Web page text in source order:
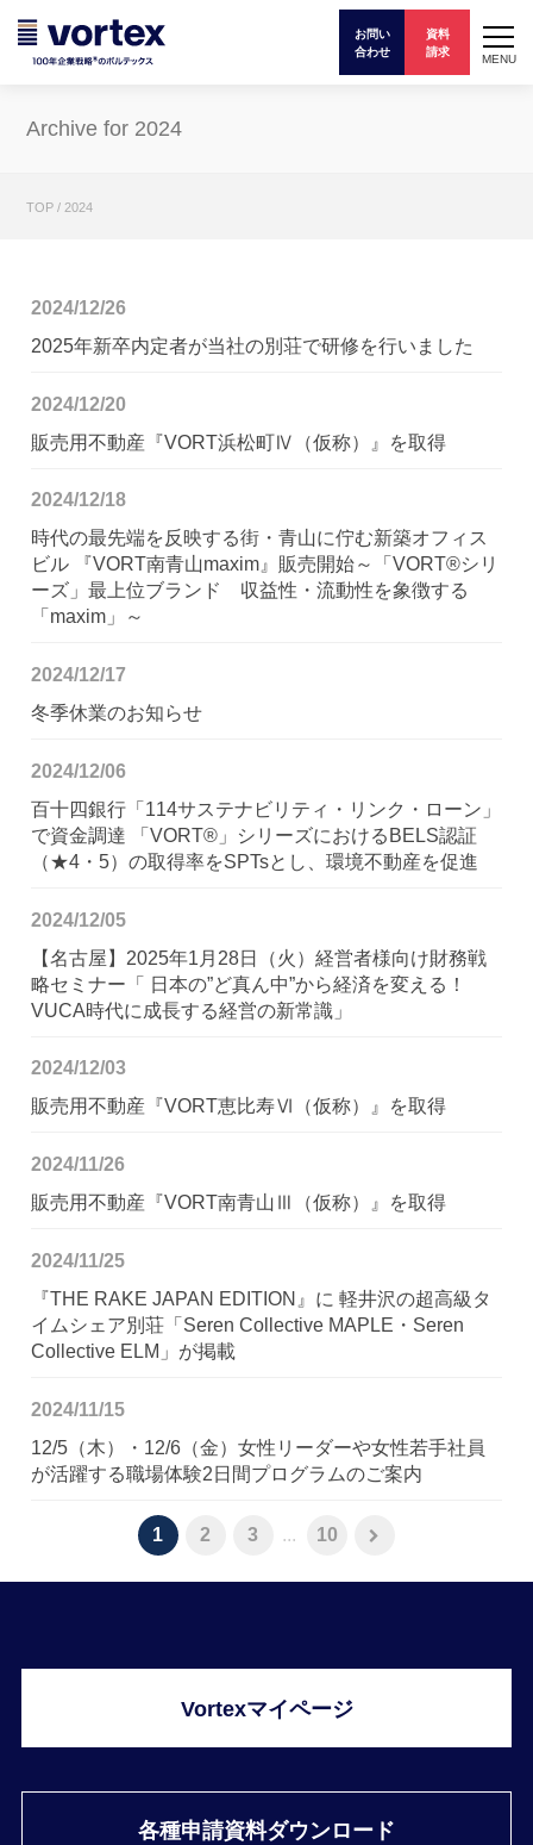
お問い
合わせ
資料
請求
MENU
Archive for 2024
TOP / 2024
2024/12/26
2025年新卒内定者が当社の別荘で研修を行いました
2024/12/20
販売用不動産『VORT浜松町Ⅳ（仮称）』を取得
2024/12/18
時代の最先端を反映する街・青山に佇む新築オフィス
ビル 『VORT南青山maxim』販売開始～「VORT®シリ
ーズ」最上位ブランド 収益性・流動性を象徴する
「maxim」～
2024/12/17
冬季休業のお知らせ
2024/12/06
百十四銀行「114サステナビリティ・リンク・ローン」
で資金調達 「VORT®」シリーズにおけるBELS認証
（★4・5）の取得率をSPTsとし、環境不動産を促進
2024/12/05
【名古屋】2025年1月28日（火）経営者様向け財務戦
略セミナー「 日本の”ど真ん中”から経済を変える！
VUCA時代に成長する経営の新常識」
2024/12/03
販売用不動産『VORT恵比寿Ⅵ（仮称）』を取得
2024/11/26
販売用不動産『VORT南青山Ⅲ（仮称）』を取得
2024/11/25
『THE RAKE JAPAN EDITION』に 軽井沢の超高級タ
イムシェア別荘「Seren Collective MAPLE・Seren
Collective ELM」が掲載
2024/11/15
12/5（木）・12/6（金）女性リーダーや女性若手社員
が活躍する職場体験2日間プログラムのご案内
1 2 3 ... 10
Vortexマイページ
各種申請資料ダウンロード